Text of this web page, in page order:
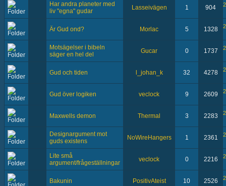
Har andra planeter med
liv "egna" gudar
Lasseivägen 1 904
Är Gud ond? Morlac 5 1328
Motsägelser i bibeln
säger en hel del
Gucar 0 1737
Gud och tiden l_johan_k 32 4278
Gud över logiken veclock 9 2609
Maxwells demon Thermal 3 2283
Designargument mot
guds existens
NoWireHangers 1 2361
Lite små
argument/frågeställningar
veclock 0 2216
Bakunin PositivAteist 10 2526